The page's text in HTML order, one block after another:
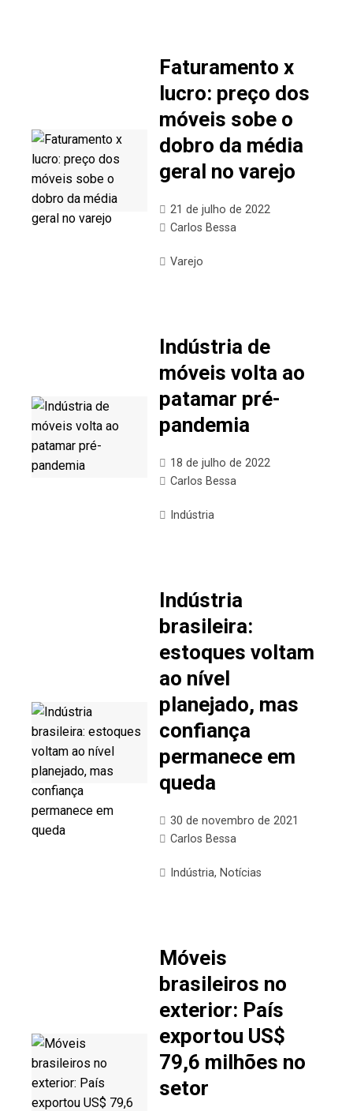
Faturamento x
lucro: preço dos
móveis sobe o
dobro da média
geral no varejo
21 de julho de 2022
Carlos Bessa
Varejo
Indústria de
móveis volta ao
patamar pré-
pandemia
18 de julho de 2022
Carlos Bessa
Indústria
Indústria
brasileira:
estoques voltam
ao nível
planejado, mas
confiança
permanece em
queda
30 de novembro de 2021
Carlos Bessa
Indústria, Notícias
Móveis
brasileiros no
exterior: País
exportou US$
79,6 milhões no
setor